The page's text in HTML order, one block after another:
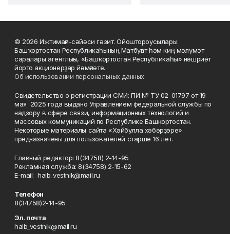
© 2026 Ижтимағи-сәйәси гәзит. Ойоштороусылары:
Башҡортостан Республикаһының Матбуғат һәм киң мәғлүмәт
саралары агентлығы, «Башҡортостан Республикаһы» нәшриәт
йорто акционерҙар йәмғиәте.
Об использовании персональных данных
Свидетельство о регистрации СМИ: ПИ № ТУ 02-01797 от 19
мая 2025 года выдано Управлением федеральной службы по
надзору в сфере связи, информационных технологий и
массовых коммуникаций по Республике Башкортостан.
Некоторые материалы сайта «Хәйбулла хәбәрҙәре»
предназначены для пользователей старше 16 лет.
Главный редактор: 8(34758) 2-14-95
Рекламная служба: 8(34758) 2-15-62
Е-mаil: haib_vestnik@mail.ru
Телефон
8(34758)2-14-95
Эл. почта
haib_vestnik@mail.ru